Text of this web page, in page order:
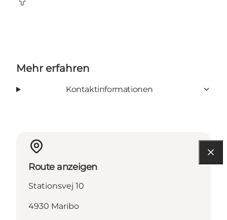
Facebook
Mehr erfahren
Kontaktinformationen
Route anzeigen
Stationsvej 10
4930 Maribo